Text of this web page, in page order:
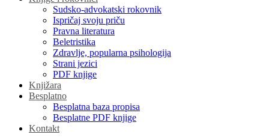
Sudsko-advokatski rokovnik
Ispričaj svoju priču
Pravna literatura
Beletristika
Zdravlje, popularna psihologija
Strani jezici
PDF knjige
Knjižara
Besplatno
Besplatna baza propisa
Besplatne PDF knjige
Kontakt